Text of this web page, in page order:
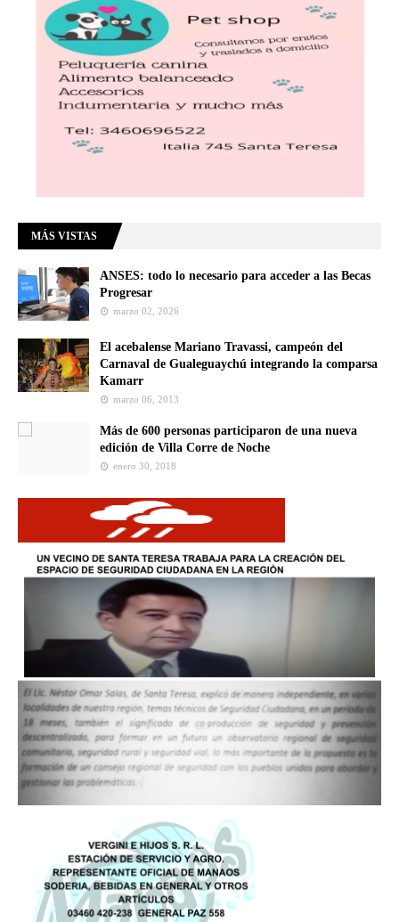
MÁS VISTAS
ANSES: todo lo necesario para acceder a las Becas
Progresar
marzo 02, 2026
El acebalense Mariano Travassi, campeón del
Carnaval de Gualeguaychú integrando la comparsa
Kamarr
marzo 06, 2013
Más de 600 personas participaron de una nueva
edición de Villa Corre de Noche
enero 30, 2018